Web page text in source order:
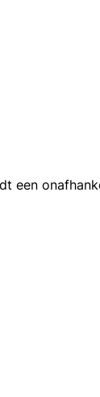
een